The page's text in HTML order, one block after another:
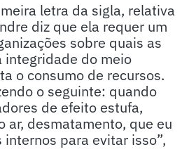
letra da sigla, relativa
diz que ela requer um
sobre quais as
integridade do meio
o consumo de recursos.
o seguinte: quando
de efeito estufa,
ar, desmatamento, que eu
para evitar isso”,